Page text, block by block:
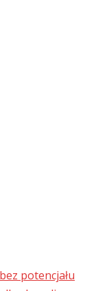
potencjału